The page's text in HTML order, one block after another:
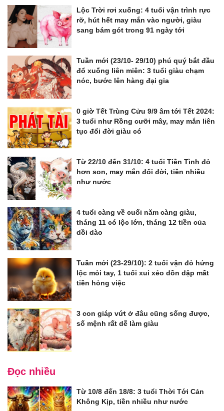
Lộc Trời rơi xuống: 4 tuổi vận trình rực
rỡ, hút hết may mắn vào người, giàu
sang bám gót trong 91 ngày tới
Tuần mới (23/10- 29/10) phú quý bắt đầu
đổ xuống liên miên: 3 tuổi giàu chạm
nóc, bước lên hàng đại gia
0 giờ Tết Trùng Cửu 9/9 âm tới Tết 2024:
3 tuổi như Rồng cưỡi mây, may mắn liên
tục đổi đời giàu có
Từ 22/10 đến 31/10: 4 tuổi Tiền Tình đỏ
hơn son, may mắn đổi đời, tiền nhiều
như nước
4 tuổi càng về cuối năm càng giàu,
tháng 11 có lộc lớn, tháng 12 tiền của
dồi dào
Tuần mới (23-29/10): 2 tuổi vận đỏ hứng
lộc mỏi tay, 1 tuổi xui xẻo dồn dập mất
tiền hỏng việc
3 con giáp vứt ở đâu cũng sống được,
số mệnh rất dễ làm giàu
Đọc nhiều
Từ 10/8 đến 18/8: 3 tuổi Thời Tới Cản
Không Kịp, tiền nhiều như nước